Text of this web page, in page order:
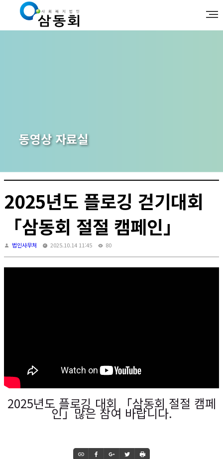
동영상 자료실
2025년도 플로깅 걷기대회
「삼동회 절절 캠페인」
법인사무처 2025.10.14 11:45 80
2025년도 플로깅 대회 「삼동회 절절 캠페
인」많은 참여 바랍니다.